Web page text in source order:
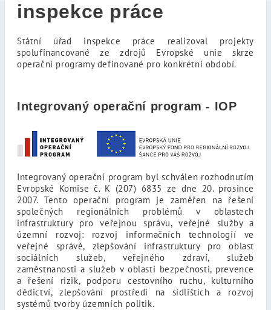
inspekce práce
Státní úřad inspekce práce realizoval projekty
spolufinancované ze zdrojů Evropské unie skrze
operační programy definované pro konkrétní období.
Integrovaný operační program - IOP
Integrovaný operační program byl schválen rozhodnutím
Evropské Komise č. K (207) 6835 ze dne 20. prosince
2007. Tento operační program je zaměřen na řešení
společných regionálních problémů v oblastech
infrastruktury pro veřejnou správu, veřejné služby a
územní rozvoj: rozvoj informačních technologií ve
veřejné správě, zlepšování infrastruktury pro oblast
sociálních služeb, veřejného zdraví, služeb
zaměstnanosti a služeb v oblasti bezpečnosti, prevence
a řešení rizik, podporu cestovního ruchu, kulturního
dědictví, zlepšování prostředí na sídlištích a rozvoj
systémů tvorby územních politik.